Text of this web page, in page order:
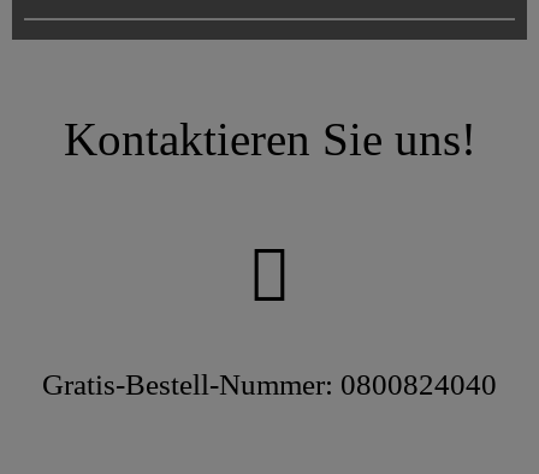
dämmen oder ausgleichen: Sie müssen nur die
gewünschte Verpackungsgrösse sowie die Breite,
benötigten Gebinde.
Kontaktieren Sie uns!
Gratis-Bestell-Nummer: 0800824040